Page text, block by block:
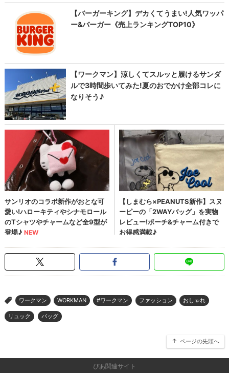
> ワークマン WORKMAN #ワークマン ファッション おしゃれ
リュック バッグ
ページの先頭へ
ぴあ関連サイト